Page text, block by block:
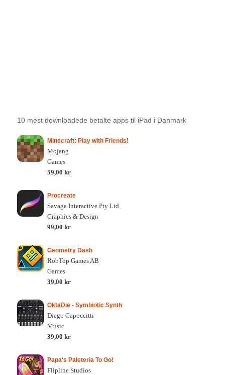
10 mest downloadede betalte apps til iPad i Danmark
Minecraft: Play with Friends!
Mojang
Games
59,00 kr
Procreate
Savage Interactive Pty Ltd
Graphics & Design
99,00 kr
Geometry Dash
RobTop Games AB
Games
39,00 kr
OktaDie - Symbiotic Synth
Diego Capoccitti
Music
39,00 kr
Papa's Paleteria To Go!
Flipline Studios